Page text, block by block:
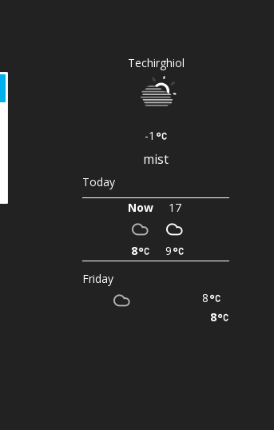
Techirghiol
-1
mist
Today
Now
8
17
9
Friday
8
8